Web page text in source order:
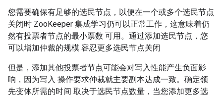
您需要确保有足够的选民节点，以便在一个或多个选民节点
关闭时 ZooKeeper 集成学习仍可以正常工作，这意味着仍
然有投票者节点的最小票数 可用。通过添加选民节点，您
可以增加仲裁的规模 容忍更多选民节点关闭
但是，添加其他投票者节点可能会对写入性能产生负面影
响，因为写入 操作要求仲裁就主要副本达成一致。确定领
先变体所需的时间 取决于选民节点数量，当您添加更多选